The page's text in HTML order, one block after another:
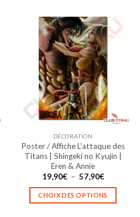
a
plusieurs
variations.
Les
options
peuvent
être
choisies
sur
page
du
produit
DÉCORATION
Poster / Affiche L’attaque des
Titans | Shingeki no Kyujin |
Eren & Annie
19,90€ – 57,90€Plage
prix :
19,90€
à
CHOIX DES OPTIONS